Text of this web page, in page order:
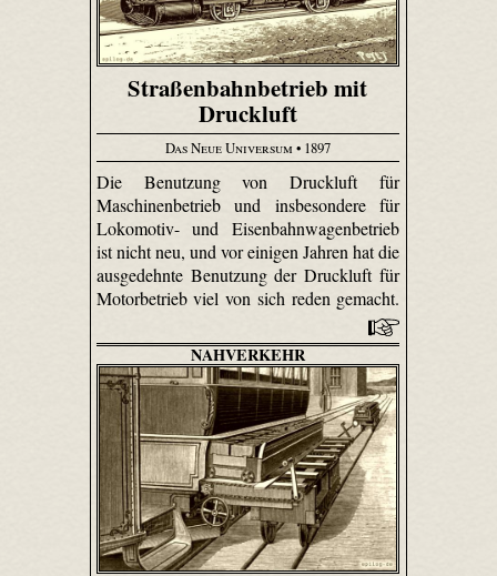
Straßenbahnbetrieb mit
Druckluft
Das Neue Universum • 1897
Die Benutzung von Druckluft für
Maschinenbetrieb und insbesondere für
Lokomotiv- und Eisenbahnwagenbetrieb
ist nicht neu, und vor einigen Jahren hat die
ausgedehnte Benutzung der Druckluft für
Motorbetrieb viel von sich reden gemacht.
NAHVERKEHR